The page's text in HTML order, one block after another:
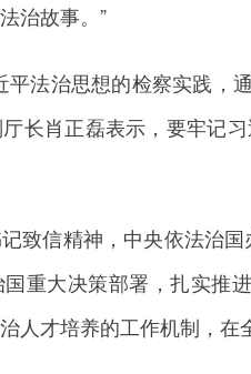
治故事。”
治思想的检察实践，通
长肖正磊表示，要牢记
信精神，中央依法治国
重大决策部署，扎实推
人才培养的工作机制，